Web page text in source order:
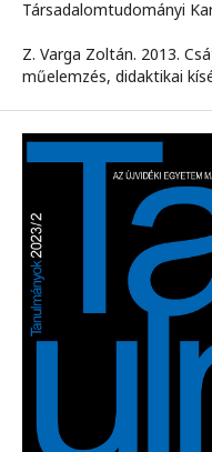
Társadalomtudományi
Z. Varga Zoltán. 2013.
műelemzés, didaktikai